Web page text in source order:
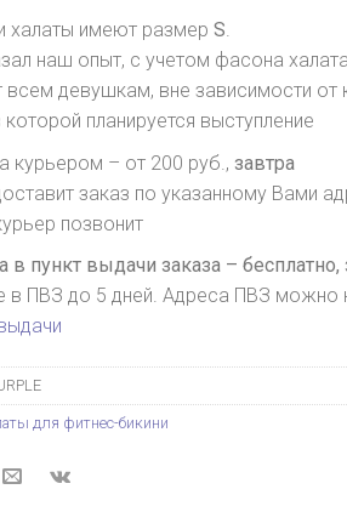
халаты имеют размер S.
наш опыт, с учетом фасона
всем девушкам, вне зависимости от
которой планируется выступление
курьером – от 200 руб., завтра
заказ по указанному Вами
позвонит
в пункт выдачи заказа – бесплатно,
в ПВЗ до 5 дней. Адреса ПВЗ можно
для фитнес-бикини